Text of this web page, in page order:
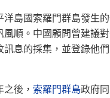
洋島國索羅門群島發生
風順。中國顧問曾建議
訊息的採集，並登錄他
後， 索羅門群島政府